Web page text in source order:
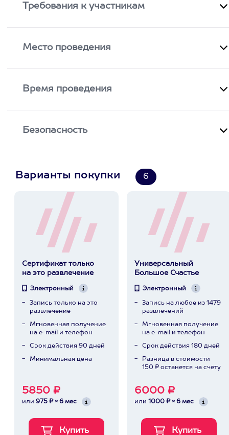
Требования к участникам
Место проведения
Время проведения
Безопасность
Варианты покупки 6
Сертификат только
на это развлечение
Электронный
Запись только на это
развлечение
Мгновенная получение
на e-mail и телефон
Срок действия 90 дней
Минимальная цена
5850 ₽
или 975 ₽ × 6 мес
Универсальный
Большое Счастье
Электронный
Запись на любое из 1479
развлечений
Мгновенная получение
на e-mail и телефон
Срок действия 180 дней
Разница в стоимости
150 ₽ останется на счету
6000 ₽
или 1000 ₽ × 6 мес